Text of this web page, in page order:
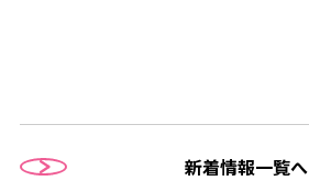
新着情報一覧へ